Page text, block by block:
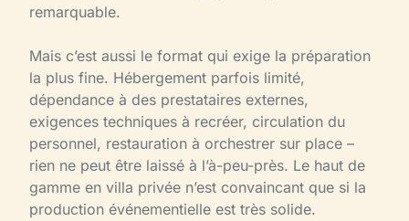
remarquable.
Mais c’est aussi le format qui exige la préparation
la plus fine. Hébergement parfois limité,
dépendance à des prestataires externes,
exigences techniques à recréer, circulation du
personnel, restauration à orchestrer sur place –
rien ne peut être laissé à l’à-peu-près. Le haut de
gamme en villa privée n’est convaincant que si la
production événementielle est très solide.